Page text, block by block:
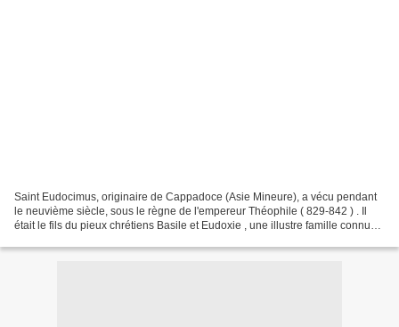
Saint Eudocimus, originaire de Cappadoce (Asie Mineure), a vécu pendant
le neuvième siècle, sous le règne de l'empereur Théophile ( 829-842 ) . Il
était le fils du pieux chrétiens Basile et Eudoxie , une illustre famille connue